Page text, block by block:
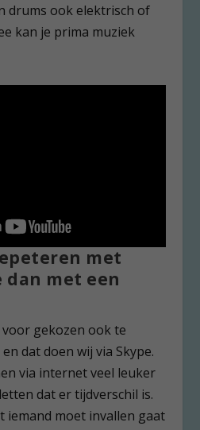
drums ook elektrisch of
kan je prima muziek
met
met een
gekozen ook te
dat doen wij via Skype.
via internet veel leuker
dat er tijdverschil is.
iemand moet invallen gaat